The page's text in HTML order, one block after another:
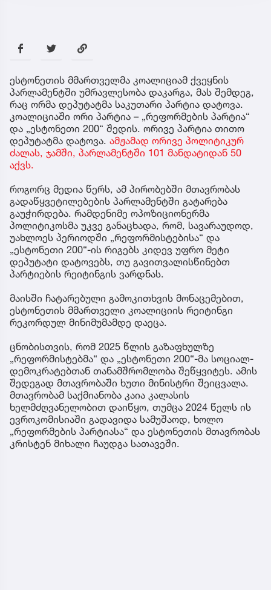
ესტონეთის მმართველმა კოალიციამ ქვეყნის
პარლამენტში უმრავლესობა დაკარგა, მას შემდეგ,
რაც ორმა დეპუტატმა საკუთარი პარტია დატოვა.
კოალიციაში ორი პარტია – „რეფორმების პარტია“
და „ესტონეთი 200“ შედის. ორივე პარტია თითო
დეპუტატმა დატოვა. ამჟამად ორივე პოლიტიკურ
ძალას, ჯამში, პარლამენტში 101 მანდატიდან 50
აქვს.
როგორც მედია წერს, ამ პირობებში მთავრობას
გადაწყვეტილებების პარლამენტში გატარება
გაუჭირდება. რამდენიმე ოპოზიციონერმა
პოლიტიკოსმა უკვე განაცხადა, რომ, სავარაუდოდ,
უახლოეს პერიოდში „რეფორმისტებისა“ და
„ესტონეთი 200“-ის რიგებს კიდევ უფრო მეტი
დეპუტატი დატოვებს, თუ გავითვალისწინებთ
პარტიების რეიტინგის ვარდნას.
მაისში ჩატარებული გამოკითხვის მონაცემებით,
ესტონეთის მმართველი კოალიციის რეიტინგი
რეკორდულ მინიმუმამდე დაეცა.
ცნობისთვის, რომ 2025 წლის გაზაფხულზე
„რეფორმისტებმა“ და „ესტონეთი 200“-მა სოციალ-
დემოკრატებთან თანამშრომლობა შეწყვიტეს. ამის
შედეგად მთავრობაში ხუთი მინისტრი შეიცვალა.
მთავრობამ საქმიანობა კაია კალასის
ხელმძღვანელობით დაიწყო, თუმცა 2024 წელს ის
ევროკომისიაში გადავიდა სამუშაოდ, ხოლო
„რეფორმების პარტიასა“ და ესტონეთის მთავრობას
კრისტენ მიხალი ჩაუდგა სათავეში.